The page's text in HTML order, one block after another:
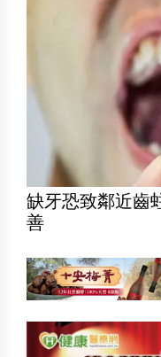
缺牙恐致鄰近齒
善